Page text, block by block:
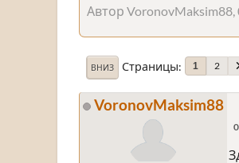
Автор
ВНИЗ Страницы 1 2
VoronovMaksim88